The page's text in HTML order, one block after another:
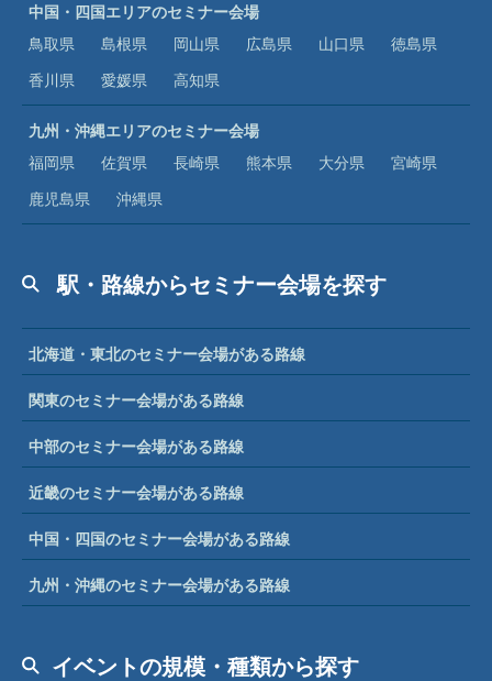
中国・四国エリアのセミナー会場
鳥取県
島根県 岡山県 広島県 山口県
徳島県
香川県
愛媛県 高知県
九州・沖縄エリアのセミナー会場
福岡県
佐賀県 長崎県 熊本県 大分県
宮崎県
鹿児島県
沖縄県
駅・路線からセミナー会場を探す
北海道・東北のセミナー会場がある路線
関東のセミナー会場がある路線
中部のセミナー会場がある路線
近畿のセミナー会場がある路線
中国・四国のセミナー会場がある路線
九州・沖縄のセミナー会場がある路線
イベントの規模・種類から探す